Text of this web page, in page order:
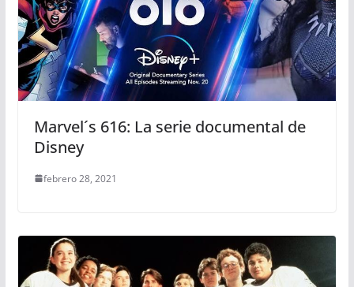
Marvel´s 616: La serie documental de
Disney
febrero 28, 2021